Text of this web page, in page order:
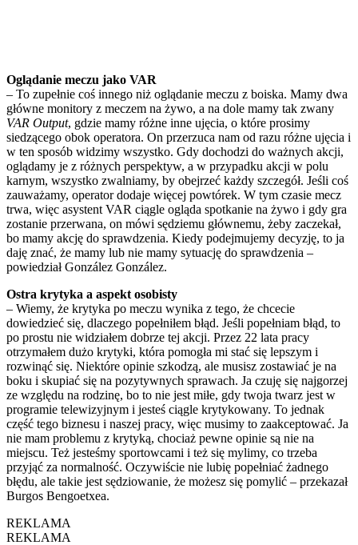
Oglądanie meczu jako VAR
– To zupełnie coś innego niż oglądanie meczu z boiska. Mamy dwa
główne monitory z meczem na żywo, a na dole mamy tak zwany
VAR Output, gdzie mamy różne inne ujęcia, o które prosimy
siedzącego obok operatora. On przerzuca nam od razu różne ujęcia i
w ten sposób widzimy wszystko. Gdy dochodzi do ważnych akcji,
oglądamy je z różnych perspektyw, a w przypadku akcji w polu
karnym, wszystko zwalniamy, by obejrzeć każdy szczegół. Jeśli coś
zauważamy, operator dodaje więcej powtórek. W tym czasie mecz
trwa, więc asystent VAR ciągle ogląda spotkanie na żywo i gdy gra
zostanie przerwana, on mówi sędziemu głównemu, żeby zaczekał,
bo mamy akcję do sprawdzenia. Kiedy podejmujemy decyzję, to ja
daję znać, że mamy lub nie mamy sytuację do sprawdzenia –
powiedział González González.
Ostra krytyka a aspekt osobisty
– Wiemy, że krytyka po meczu wynika z tego, że chcecie
dowiedzieć się, dlaczego popełniłem błąd. Jeśli popełniam błąd, to
po prostu nie widziałem dobrze tej akcji. Przez 22 lata pracy
otrzymałem dużo krytyki, która pomogła mi stać się lepszym i
rozwinąć się. Niektóre opinie szkodzą, ale musisz zostawiać je na
boku i skupiać się na pozytywnych sprawach. Ja czuję się najgorzej
ze względu na rodzinę, bo to nie jest miłe, gdy twoja twarz jest w
programie telewizyjnym i jesteś ciągle krytykowany. To jednak
część tego biznesu i naszej pracy, więc musimy to zaakceptować. Ja
nie mam problemu z krytyką, chociaż pewne opinie są nie na
miejscu. Też jesteśmy sportowcami i też się mylimy, co trzeba
przyjąć za normalność. Oczywiście nie lubię popełniać żadnego
błędu, ale takie jest sędziowanie, że możesz się pomylić – przekazał
Burgos Bengoetxea.
REKLAMA
REKLAMA